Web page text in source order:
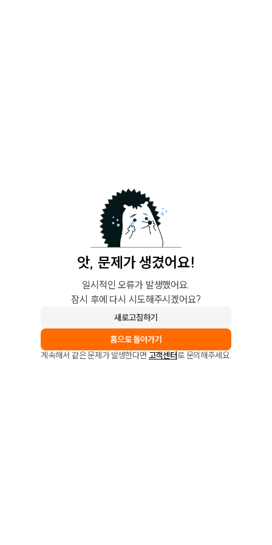
앗, 문제가 생겼어요!
일시적인 오류가 발생했어요.
잠시 후에 다시 시도해주시겠어요?
새로고침하기
홈으로 돌아가기
계속해서 같은 문제가 발생한다면 고객센터로 문의해주세요.